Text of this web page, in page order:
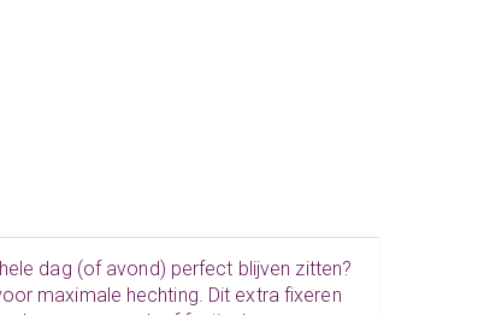
dag (of avond) perfect blijven zitten?
maximale hechting. Dit extra fixeren